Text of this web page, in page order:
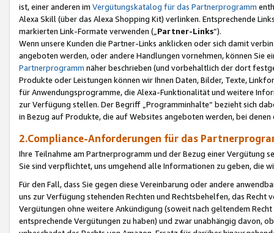
ist, einer anderen im Vergütungskatalog für das Partnerprogramm
Alexa Skill (über das Alexa Shopping Kit) verlinken. Entsprechende
markierten Link-Formate verwenden („ Partner-Links“).
Wenn unsere Kunden die Partner-Links anklicken oder sich damit
angeboten werden, oder andere Handlungen vornehmen, können Sie
Partnerprogramm näher beschrieben (und vorbehaltlich der dort
Produkte oder Leistungen können wir Ihnen Daten, Bilder, Texte,
für Anwendungsprogramme, die Alexa-Funktionalität und weitere
zur Verfügung stellen. Der Begriff „Programminhalte“ bezieht sich
in Bezug auf Produkte, die auf Websites angeboten werden, bei
2.Compliance-Anforderungen für das
Ihre Teilnahme am Partnerprogramm und der Bezug einer Vergütung
Sie sind verpflichtet, uns umgehend alle Informationen zu geben, die
Für den Fall, dass Sie gegen diese Vereinbarung oder andere
uns zur Verfügung stehenden Rechten und Rechtsbehelfen, das
Vergütungen ohne weitere Ankündigung (soweit nach geltendem
entsprechende Vergütungen zu haben) und zwar unabhängig davon,